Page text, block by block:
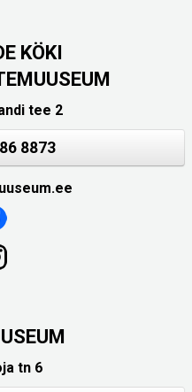
KÖKI
tee 2
8873
tn 6